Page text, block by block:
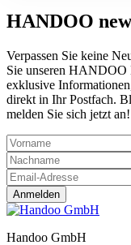
HANDOO
Verpassen Sie keine
Sie unseren HANDOO
exklusive
direkt in Ihr Postfach.
melden Sie sich jetzt an!
Anmelden
Handoo GmbH